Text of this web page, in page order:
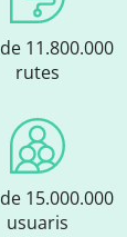
11.800.000
rutes
15.000.000
usuaris